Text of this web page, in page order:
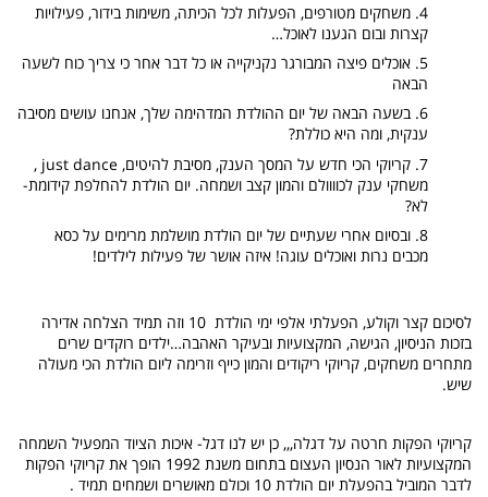
משחקים מטורפים, הפעלות לכל הכיתה, משימות בידור, פעילויות
קצרות ובום הגענו לאוכל…
אוכלים פיצה המבורגר נקניקייה או כל דבר אחר כי צריך כוח לשעה
הבאה
בשעה הבאה של יום ההולדת המדהימה שלך, אנחנו עושים מסיבה
ענקית, ומה היא כוללת?
קריוקי הכי חדש על המסך הענק, מסיבת להיטים, just dance ,
משחקי ענק לכוווולם והמון קצב ושמחה. יום הולדת להחלפת קידומת-
לא?
ובסיום אחרי שעתיים של יום הולדת מושלמת מרימים על כסא
מכבים נרות ואוכלים עוגה! איזה אושר של פעילות לילדים!
לסיכום קצר וקולע, הפעלתי אלפי ימי הולדת 10 וזה תמיד הצלחה אדירה
בזכות הניסיון, הגישה, המקצועיות ובעיקר האהבה…ילדים רוקדים שרים
מתחרים משחקים, קריוקי ריקודים והמון כייף וזרימה ליום הולדת הכי מעולה
שיש.
קריוקי הפקות חרטה על דגלה,,, כן יש לנו דגל- איכות הציוד המפעיל השמחה
המקצועיות לאור הנסיון העצום בתחום משנת 1992 הופך את קריוקי הפקות
לדבר המוביל בהפעלת יום הולדת 10 וכולם מאושרים ושמחים תמיד .